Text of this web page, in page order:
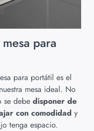
para
para portátil es el
mesa ideal. No
se debe disponer de
con comodidad y
tenga espacio.